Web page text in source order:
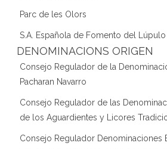
Parc de les Olors
S.A. Española de Fomento del Lúpulo
DENOMINACIONS ORIGEN
Consejo Regulador de la
Pacharan Navarro
Consejo Regulador de las
de los Aguardientes y Licores
Consejo Regulador Denominaciones